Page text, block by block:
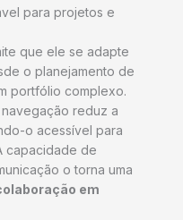
para projetos e
que ele se adapte
o planejamento de
portfólio complexo.
reduz a
o acessível para
capacidade de
o torna uma
em